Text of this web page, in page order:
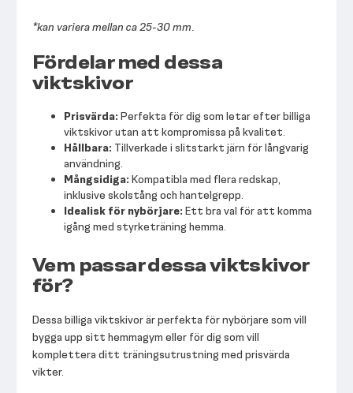
*kan variera mellan ca 25-30 mm.
Fördelar med dessa
viktskivor
Prisvärda: Perfekta för dig som letar efter billiga
viktskivor utan att kompromissa på kvalitet.
Hållbara: Tillverkade i slitstarkt järn för långvarig
användning.
Mångsidiga: Kompatibla med flera redskap,
inklusive skolstång och hantelgrepp.
Idealisk för nybörjare: Ett bra val för att komma
igång med styrketräning hemma.
Vem passar dessa viktskivor
för?
Dessa billiga viktskivor är perfekta för nybörjare som vill
bygga upp sitt hemmagym eller för dig som vill
komplettera ditt träningsutrustning med prisvärda
vikter.